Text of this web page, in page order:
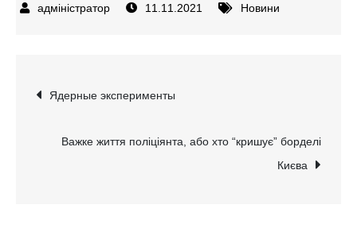
11.11.2021 Новини
Навігація
записів
Ядерные эксперименты
Важке життя поліціянта, або хто “кришує” борделі
Києва